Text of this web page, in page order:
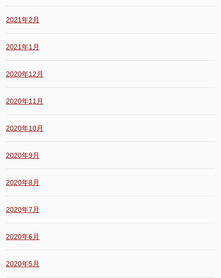
2021年2月
2021年1月
2020年12月
2020年11月
2020年10月
2020年9月
2020年8月
2020年7月
2020年6月
2020年5月